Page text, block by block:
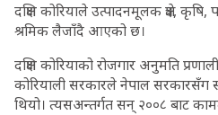
दक्षिण कोरियाले उत्पादनमूलक क्षेत्र, कृषि,
श्रमिक लैजाँदै आएको छ।
दक्षिण कोरियाको रोजगार अनुमति
कोरियाली सरकारले नेपाल
थियो। त्यसअन्तर्गत सन् २००८ बाट